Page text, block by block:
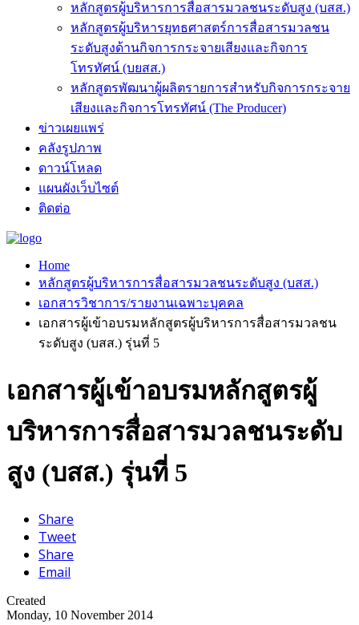
หลักสูตรผู้บริหารการสื่อสารมวลชนระดับสูง (บสส.)
หลักสูตรผู้บริหารยุทธศาสตร์การสื่อสารมวลชน
ระดับสูงด้านกิจการกระจายเสียงและกิจการ
โทรทัศน์ (บยสส.)
หลักสูตรพัฒนาผู้ผลิตรายการสำหรับกิจการกระจาย
เสียงและกิจการโทรทัศน์ (The Producer)
ข่าวเผยแพร่
คลังรูปภาพ
ดาวน์โหลด
แผนผังเว็บไซต์
ติดต่อ
Home
หลักสูตรผู้บริหารการสื่อสารมวลชนระดับสูง (บสส.)
เอกสารวิชาการ/รายงานเฉพาะบุคคล
เอกสารผู้เข้าอบรมหลักสูตรผู้บริหารการสื่อสารมวลชน
ระดับสูง (บสส.) รุ่นที่ 5
เอกสารผู้เข้าอบรมหลักสูตรผู้
บริหารการสื่อสารมวลชนระดับ
สูง (บสส.) รุ่นที่ 5
Share
Tweet
Share
Email
Created
Monday, 10 November 2014